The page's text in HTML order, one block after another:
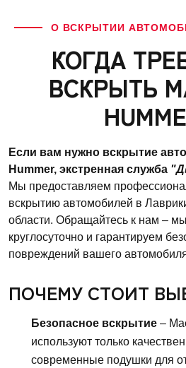
О ВСКРЫТИИ
КОГДА
ВСКРЫТЬ
Если вам нужно вскрытие
Hummer, экстренная служба
Мы предоставляем
вскрытию автомобилей в
области. Обращайтесь к нам –
круглосуточно и гарантируем
повреждений вашего
ПОЧЕМУ СТОИТ
Безопасное вскрытие –
используют только
современные подушки для